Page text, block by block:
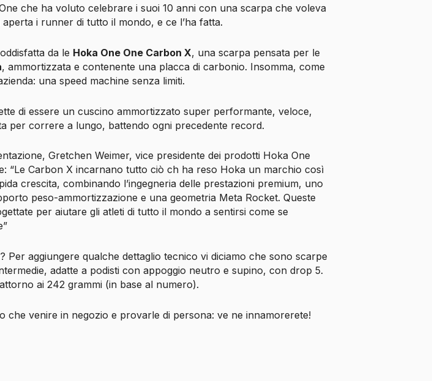
che ha voluto celebrare i suoi 10 anni con una scarpa che voleva
i runner di tutto il mondo, e ce l’ha fatta.
da le Hoka One One Carbon X, una scarpa pensata per le
, ammortizzata e contenente una placca di carbonio. Insomma, come
una speed machine senza limiti.
di essere un cuscino ammortizzato super performante, veloce,
per correre a lungo, battendo ogni precedente record.
Gretchen Weimer, vice presidente dei prodotti Hoka One
“Le Carbon X incarnano tutto ciò ch ha reso Hoka un marchio così
crescita, combinando l’ingegneria delle prestazioni premium, uno
peso-ammortizzazione e una geometria Meta Rocket. Queste
per aiutare gli atleti di tutto il mondo a sentirsi come se
Per aggiungere qualche dettaglio tecnico vi diciamo che sono scarpe
adatte a podisti con appoggio neutro e supino, con drop 5.
ai 242 grammi (in base al numero).
che venire in negozio e provarle di persona: ve ne innamorerete!